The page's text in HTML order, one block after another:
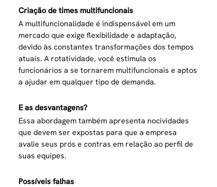
Criação de times multifuncionais
A multifuncionalidade é indispensável em um
mercado que exige flexibilidade e adaptação,
devido às constantes transformações dos tempos
atuais. A rotatividade, você estimula os
funcionários a se tornarem multifuncionais e aptos
a ajudar em qualquer tipo de demanda.
E as desvantagens?
Essa abordagem também apresenta nocividades
que devem ser expostas para que a empresa
avalie seus prós e contras em relação ao perfil de
suas equipes.
Possíveis falhas